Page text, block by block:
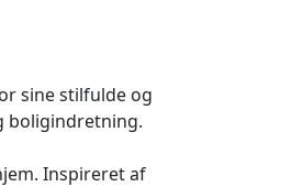
sine stilfulde og
boligindretning.
Inspireret af